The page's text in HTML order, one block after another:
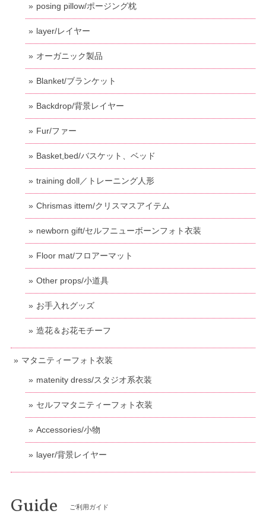
posing pillow/ポージング枕
layer/レイヤー
オーガニック製品
Blanket/ブランケット
Backdrop/背景レイヤー
Fur/ファー
Basket,bed/バスケット、ベッド
training doll／トレーニング人形
Chrismas ittem/クリスマスアイテム
newborn gift/セルフニューボーンフォト衣装
Floor mat/フロアーマット
Other props/小道具
お手入れグッズ
造花＆お花モチーフ
マタニティーフォト衣装
matenity dress/スタジオ系衣装
セルフマタニティーフォト衣装
Accessories/小物
layer/背景レイヤー
Guide ご利用ガイド